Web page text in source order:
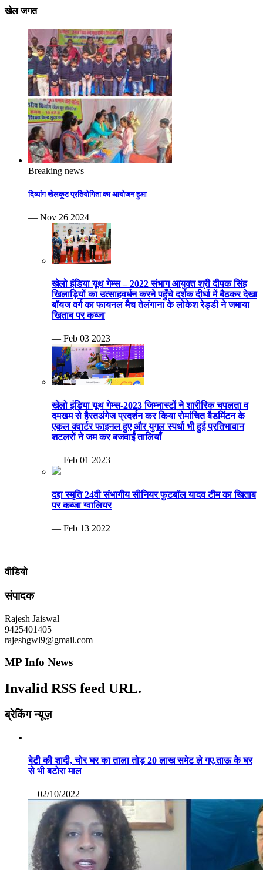
खेल जगत
Breaking news
दिव्यांग खेलकूट प्रतियोगिता का आयोजन हुआ
— Nov 26 2024
खेलो इंडिया यूथ गेम्स – 2022 संभाग आयुक्त श्री दीपक सिंह
खिलाड़ियों का उत्साहवर्धन करने पहुँचे दर्शक दीर्घा में बैठकर देखा
बॉयज वर्ग का फायनल मैच तेलंगाना के लोकेश रेड्डी ने जमाया
खिताब पर कब्जा
— Feb 03 2023
खेलो इंडिया यूथ गेम्स-2023 जिम्नास्टों ने शारीरिक चपलता व
दमखम से हैरतअंगेज प्रदर्शन कर किया रोमांचित बैडमिंटन के
एकल क्वार्टर फाइनल हुए और युगल स्पर्धा भी हुई प्रतिभावान
शटलरों ने जम कर बजवाईं तालियाँ
— Feb 01 2023
दद्दा स्मृति 24वी संभागीय सीनियर फुटबॉल यादव टीम का खिताब
पर कब्जा ग्वालियर
— Feb 13 2022
वीडियो
संपादक
Rajesh Jaiswal
9425401405
rajeshgwl9@gmail.com
MP Info News
Invalid RSS feed URL.
ब्रेकिंग न्यूज़
बेटी की शादी, चोर घर का ताला तोड़ 20 लाख समेट ले गए.ताऊ के घर
से भी बटोरा माल
—02/10/2022